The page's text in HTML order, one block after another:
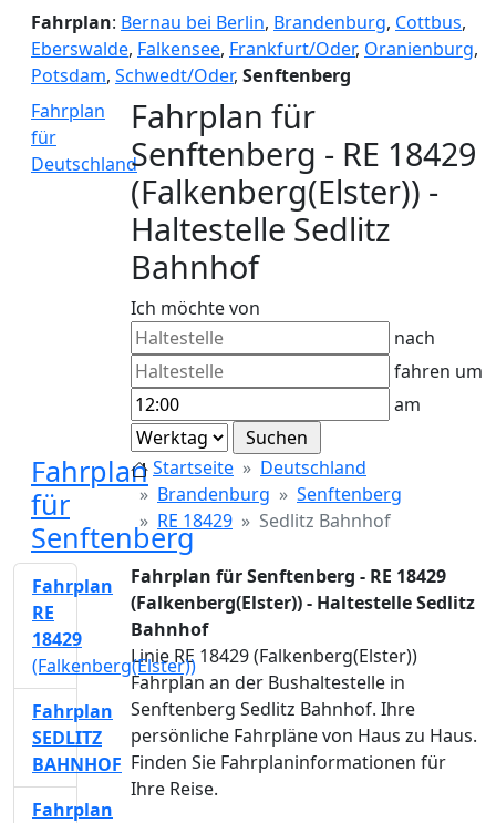
Fahrplan: Bernau bei Berlin, Brandenburg, Cottbus,
Eberswalde, Falkensee, Frankfurt/Oder, Oranienburg,
Potsdam, Schwedt/Oder, Senftenberg
Fahrplan
für
Deutschland
Fahrplan für
Senftenberg - RE 18429
(Falkenberg(Elster)) -
Haltestelle Sedlitz
Bahnhof
Ich möchte von
nach
fahren um
am
Fahrplan
für
Senftenberg
Startseite
Deutschland
Brandenburg
Senftenberg
RE 18429
Sedlitz Bahnhof
Fahrplan für Senftenberg - RE 18429
(Falkenberg(Elster)) - Haltestelle Sedlitz
Bahnhof
Linie RE 18429 (Falkenberg(Elster))
Fahrplan an der Bushaltestelle in
Senftenberg Sedlitz Bahnhof. Ihre
persönliche Fahrpläne von Haus zu Haus.
Finden Sie Fahrplaninformationen für
Ihre Reise.
Fahrplan
RE
18429
(Falkenberg(Elster))
Fahrplan
SEDLITZ
BAHNHOF
Fahrplan